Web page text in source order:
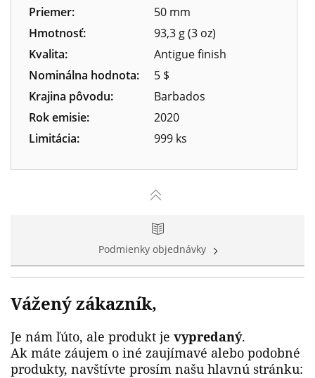
Priemer:
50 mm
Hmotnosť:
93,3 g (3 oz)
Kvalita:
Antigue finish
Nominálna hodnota:
5 $
Krajina pôvodu:
Barbados
Rok emisie:
2020
Limitácia:
999 ks
Podmienky objednávky
Vážený zákazník,
Je nám ľúto, ale produkt je vypredaný.
Ak máte záujem o iné zaujímavé alebo podobné
produkty, navštívte prosím našu hlavnú stránku: